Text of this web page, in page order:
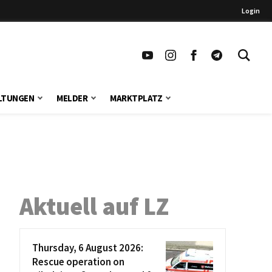
Login
MELDER MARKTPLATZ
Aktuell auf LZ
Thursday, 6 August 2026:
Rescue operation on